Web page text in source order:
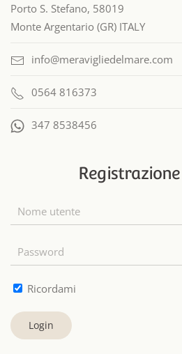
Porto S. Stefano, 58019
Monte Argentario (GR) ITALY
info@meravigliedelmare.com
0564 816373
347 8538456
Ricordami
Login